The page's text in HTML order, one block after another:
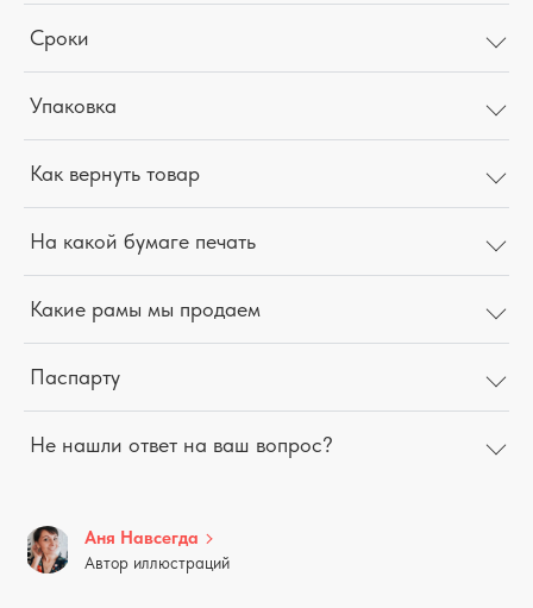
Сроки
Упаковка
Как вернуть товар
На какой бумаге печать
Какие рамы мы продаем
Паспарту
Не нашли ответ на ваш вопрос?
Аня Навсегда
Автор иллюстраций